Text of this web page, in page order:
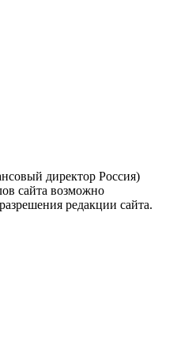
директор Россия)
сайта возможно
редакции сайта.